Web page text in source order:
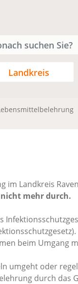
Landkreis
im Landkreis
mehr durch.
beim Umgang
umgeht oder
durch das